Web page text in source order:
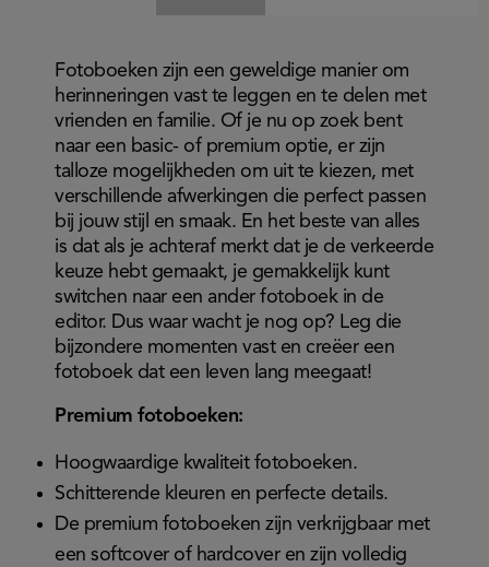
Fotoboeken zijn een geweldige manier om
herinneringen vast te leggen en te delen met
vrienden en familie. Of je nu op zoek bent
naar een basic- of premium optie, er zijn
talloze mogelijkheden om uit te kiezen, met
verschillende afwerkingen die perfect passen
bij jouw stijl en smaak. En het beste van alles
is dat als je achteraf merkt dat je de verkeerde
keuze hebt gemaakt, je gemakkelijk kunt
switchen naar een ander fotoboek in de
editor. Dus waar wacht je nog op? Leg die
bijzondere momenten vast en creëer een
fotoboek dat een leven lang meegaat!
Premium fotoboeken:
Hoogwaardige kwaliteit fotoboeken.
Schitterende kleuren en perfecte details.
De premium fotoboeken zijn verkrijgbaar met
een softcover of hardcover en zijn volledig